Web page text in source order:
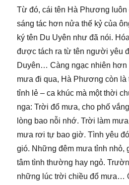
Từ đó, cái tên Hà Phương
sáng tác hơn nửa thế kỷ của
ký tên Du Uyên như đã nói.
được tách ra từ tên người yêu
Duyên… Càng ngạc nhiên hơn
mưa đi qua, Hà Phương còn là
tỉnh lẻ – ca khúc mà một thời
nga: Trời đổ mưa, cho phố
lòng bao nỗi nhớ. Trời làm
mưa rơi tự bao giờ. Tình yêu
gió. Những đêm mưa tỉnh nhỏ,
tâm tình thường hay ngỏ.
những lúc trời chiều đổ mưa…